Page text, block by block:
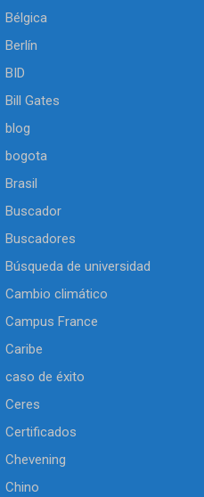
Bélgica
Berlín
BID
Bill Gates
blog
bogota
Brasil
Buscador
Buscadores
Búsqueda de universidad
Cambio climático
Campus France
Caribe
caso de éxito
Ceres
Certificados
Chevening
Chino